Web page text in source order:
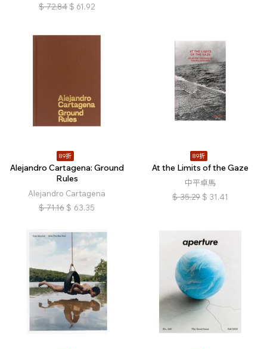
$ 72.84 $ 61.92
89折
Alejandro Cartagena: Ground
Rules
Alejandro Cartagena
$ 71.16 $ 63.35
89折
At the Limits of the Gaze
中平卓馬
$ 35.29 $ 31.41